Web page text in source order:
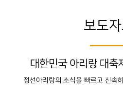
보도
대한민국 아리랑 대축
정선아리랑의 소식을 빠르고 신속